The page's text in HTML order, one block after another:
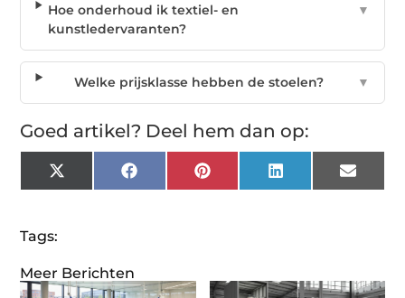
Meer Berichten
Hoe onderhoud ik textiel- en
kunstledervaranten?
▼
Welke prijsklasse hebben de stoelen? ▼
Goed artikel? Deel hem dan op:
X
(Twitter)
Facebook Pinterest LinkedIn Email
Tags: